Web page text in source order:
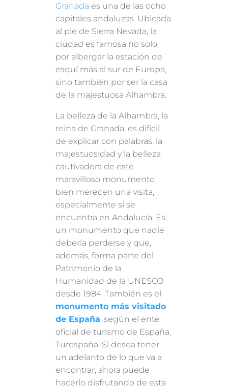
Granada es una de las ocho
capitales andaluzas. Ubicada
al pie de Sierra Nevada, la
ciudad es famosa no solo
por albergar la estación de
esquí más al sur de Europa,
sino también por ser la casa
de la majestuosa Alhambra.
La belleza de la Alhambra, la
reina de Granada, es difícil
de explicar con palabras: la
majestuosidad y la belleza
cautivadora de este
maravilloso monumento
bien merecen una visita,
especialmente si se
encuentra en Andalucía. Es
un monumento que nadie
debería perderse y que,
además, forma parte del
Patrimonio de la
Humanidad de la UNESCO
desde 1984. También es el
monumento más visitado
de España, según el ente
oficial de turismo de España,
Turespaña. Si desea tener
un adelanto de lo que va a
encontrar, ahora puede
hacerlo disfrutando de esta